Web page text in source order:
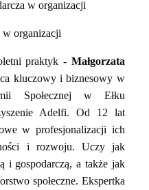
w organizacji
organizacji
praktyk - Małgorzata
kluczowy i biznesowy w
Społecznej w Ełku
Adelfi. Od 12 lat
w profesjonalizacji ich
i rozwoju. Uczy jak
i gospodarczą, a także jak
społeczne. Ekspertka